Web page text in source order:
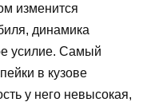
изменится
динамика
усилие. Самый
в кузове
у него невысокая,